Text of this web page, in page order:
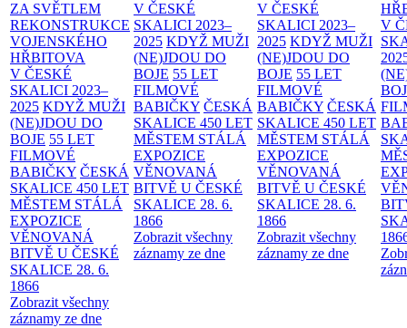
ZA SVĚTLEM
REKONSTRUKCE
VOJENSKÉHO
HŘBITOVA
V ČESKÉ
SKALICI 2023–
2025 KDYŽ MUŽI
(NE)JDOU DO
BOJE 55 LET
FILMOVÉ
BABIČKY ČESKÁ
SKALICE 450 LET
MĚSTEM STÁLÁ
EXPOZICE
VĚNOVANÁ
BITVĚ U ČESKÉ
SKALICE 28. 6.
1866
Zobrazit všechny
záznamy ze dne
V ČESKÉ
SKALICI 2023–
2025 KDYŽ MUŽI
(NE)JDOU DO
BOJE 55 LET
FILMOVÉ
BABIČKY ČESKÁ
SKALICE 450 LET
MĚSTEM STÁLÁ
EXPOZICE
VĚNOVANÁ
BITVĚ U ČESKÉ
SKALICE 28. 6.
1866
Zobrazit všechny
záznamy ze dne
V ČESKÉ
SKALICI 2023–
2025 KDYŽ MUŽI
(NE)JDOU DO
BOJE 55 LET
FILMOVÉ
BABIČKY ČESKÁ
SKALICE 450 LET
MĚSTEM STÁLÁ
EXPOZICE
VĚNOVANÁ
BITVĚ U ČESKÉ
SKALICE 28. 6.
1866
Zobrazit všechny
záznamy ze dne
V